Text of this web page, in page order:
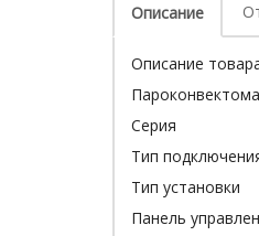
Описание
Описание
Серия
Тип
Тип
Панель